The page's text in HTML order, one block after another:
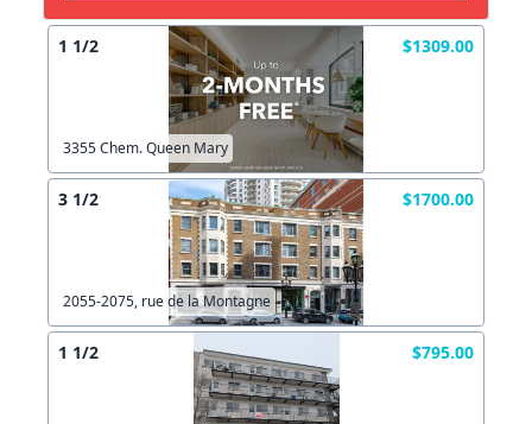
1 1/2 $1309.00
3355 Chem. Queen Mary
3 1/2 $1700.00
2055-2075, rue de la Montagne
1 1/2 $795.00